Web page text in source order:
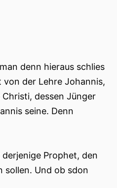
denn hieraus schlies
der Lehre Johannis,
dessen Jünger
seine. Denn
Prophet, den
sollen. Und ob sdon